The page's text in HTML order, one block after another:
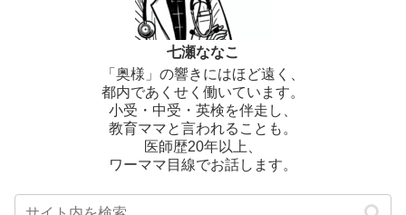
七瀬ななこ
「奥様」の響きにはほど遠く、
都内であくせく働いています。
小受・中受・英検を伴走し、
教育ママと言われることも。
医師歴20年以上、
ワーママ目線でお話します。